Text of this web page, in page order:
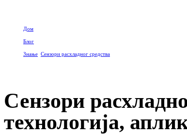
Дом
Блог
Знање Сензори расхладног средства
Сензори
технологија,